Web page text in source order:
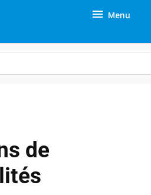
Menu
de